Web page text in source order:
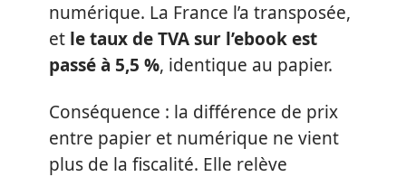
numérique. La France l’a transposée,
et le taux de TVA sur l’ebook est
passé à 5,5 %, identique au papier.
Conséquence : la différence de prix
entre papier et numérique ne vient
plus de la fiscalité. Elle relève